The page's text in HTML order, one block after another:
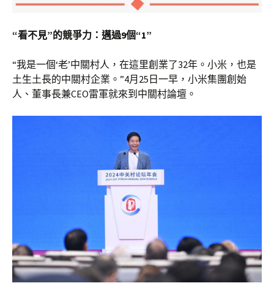
“看不見”的競爭力：邁過9個“1”
“我是一個‘老’中關村人，在這里創業了32年。小米，也是
土生土長的中關村企業。”4月25日一早，小米集團創始
人、董事長兼CEO雷軍就來到中關村論壇。